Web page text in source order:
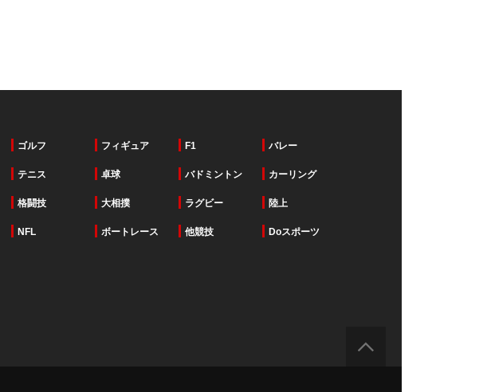
ゴルフ フィギュア F1 バレー
テニス 卓球 バドミントン カーリング
格闘技 大相撲 ラグビー 陸上
NFL ボートレース 他競技 Doスポーツ